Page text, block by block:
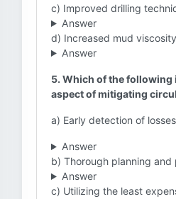
c) Improved drilling
Answer
d) Increased mud viscosity
Answer
5. Which of the following
aspect of mitigating
a) Early detection of losses
Answer
b) Thorough planning and
Answer
c) Utilizing the least